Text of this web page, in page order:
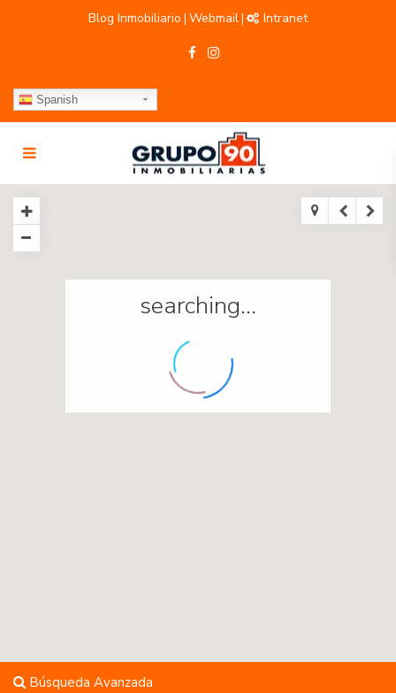
Blog Inmobiliario | Webmail| Intranet
Spanish
searching...
Búsqueda Avanzada